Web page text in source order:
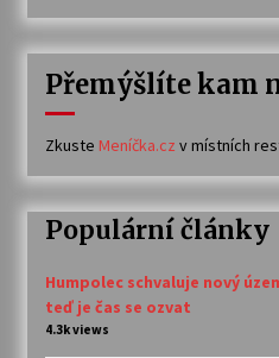
Přemýšlíte kam
Zkuste Meníčka.cz v místních
Populární články
Humpolec schvaluje nový
teď je čas se ozvat
4.3k views